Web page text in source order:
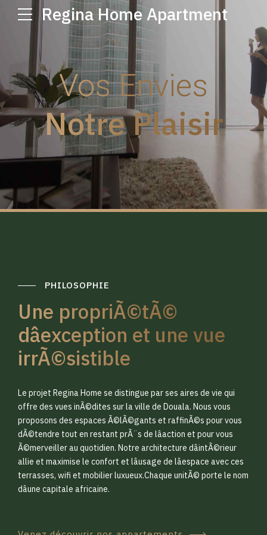
Regina Home Apartment
Vos Envies
Notre Plaisir
PHILOSOPHIE
Une propriÃ©tÃ©
dâexception et une vue
irrÃ©sistible
Le projet Regina Home se distingue par ses aires de vie qui
offre des vues inÃ©dites sur la ville de Douala. Nous vous
proposons des espaces Ã©lÃ©gants et raffinÃ©s pour vous
dÃ©tendre tout en restant prÃ¨s de lâaction et pour vous
Ã©merveiller au quotidien. Notre architecture dâintÃ©rieur
allie et maximise le confort et lâusage de lâespace avec ces
terrasses, wifi et mobilier luxueux.Chaque unitÃ© porte le nom
dâune capitale africaine.
0
1
2
3
0
1
2
3